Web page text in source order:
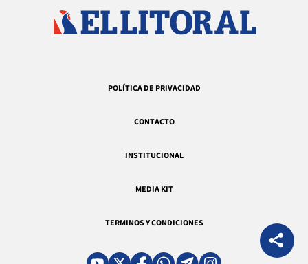
POLÍTICA DE PRIVACIDAD
CONTACTO
INSTITUCIONAL
MEDIA KIT
TERMINOS Y CONDICIONES